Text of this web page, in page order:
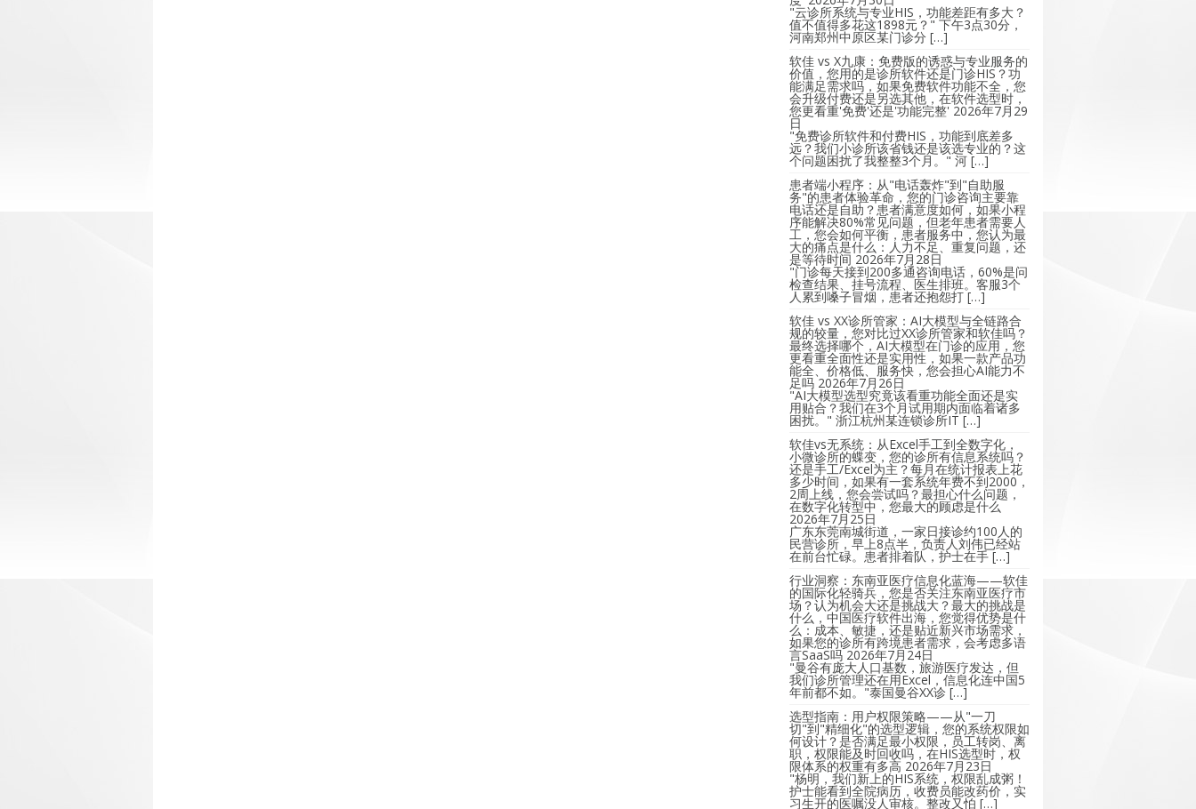
"云诊所系统与专业HIS，功能差距有多大？
值不值得多花这1898元？" 下午3点30分，
河南郑州中原区某门诊分 […]
软佳 vs X九康：免费版的诱惑与专业服务的
价值，您用的是诊所软件还是门诊HIS？功
能满足需求吗，如果免费软件功能不全，您
会升级付费还是另选其他，在软件选型时，
您更看重'免费'还是'功能完整' 2026年7月29
日
"免费诊所软件和付费HIS，功能到底差多
远？我们小诊所该省钱还是该选专业的？这
个问题困扰了我整整3个月。" 河 […]
患者端小程序：从"电话轰炸"到"自助服
务"的患者体验革命，您的门诊咨询主要靠
电话还是自助？患者满意度如何，如果小程
序能解决80%常见问题，但老年患者需要人
工，您会如何平衡，患者服务中，您认为最
大的痛点是什么：人力不足、重复问题，还
是等待时间 2026年7月28日
"门诊每天接到200多通咨询电话，60%是问
检查结果、挂号流程、医生排班。客服3个
人累到嗓子冒烟，患者还抱怨打 […]
软佳 vs XX诊所管家：AI大模型与全链路合
规的较量，您对比过XX诊所管家和软佳吗？
最终选择哪个，AI大模型在门诊的应用，您
更看重全面性还是实用性，如果一款产品功
能全、价格低、服务快，您会担心AI能力不
足吗 2026年7月26日
"AI大模型选型究竟该看重功能全面还是实
用贴合？我们在3个月试用期内面临着诸多
困扰。" 浙江杭州某连锁诊所IT […]
软佳vs无系统：从Excel手工到全数字化，
小微诊所的蝶变，您的诊所有信息系统吗？
还是手工/Excel为主？每月在统计报表上花
多少时间，如果有一套系统年费不到2000，
2周上线，您会尝试吗？最担心什么问题，
在数字化转型中，您最大的顾虑是什么
2026年7月25日
广东东莞南城街道，一家日接诊约100人的
民营诊所，早上8点半，负责人刘伟已经站
在前台忙碌。患者排着队，护士在手 […]
行业洞察：东南亚医疗信息化蓝海——软佳
的国际化轻骑兵，您是否关注东南亚医疗市
场？认为机会大还是挑战大？最大的挑战是
什么，中国医疗软件出海，您觉得优势是什
么：成本、敏捷，还是贴近新兴市场需求，
如果您的诊所有跨境患者需求，会考虑多语
言SaaS吗 2026年7月24日
"曼谷有庞大人口基数，旅游医疗发达，但
我们诊所管理还在用Excel，信息化连中国5
年前都不如。"泰国曼谷XX诊 […]
选型指南：用户权限策略——从"一刀
切"到"精细化"的选型逻辑，您的系统权限如
何设计？是否满足最小权限，员工转岗、离
职，权限能及时回收吗，在HIS选型时，权
限体系的权重有多高 2026年7月23日
"杨明，我们新上的HIS系统，权限乱成粥！
护士能看到全院病历，收费员能改药价，实
习生开的医嘱没人审核。整改又怕 […]